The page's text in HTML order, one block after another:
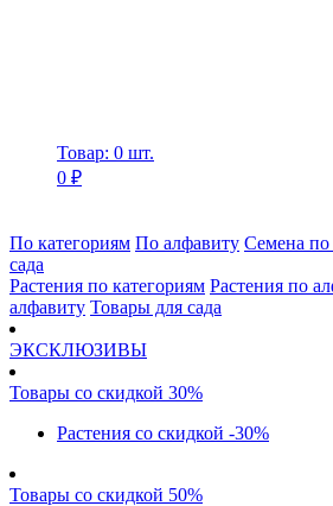
Товар: 0 шт.
0 ₽
По категориям По алфавиту Семена по
сада
Растения по категориям Растения по
алфавиту Товары для сада
ЭКСКЛЮЗИВЫ
Товары со скидкой 30%
Растения со скидкой -30%
Товары со скидкой 50%